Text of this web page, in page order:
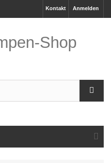
Anmelden
Kontakt